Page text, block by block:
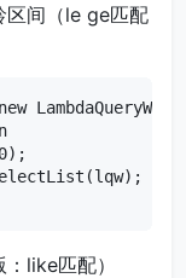
区间（le ge匹配
like匹配）